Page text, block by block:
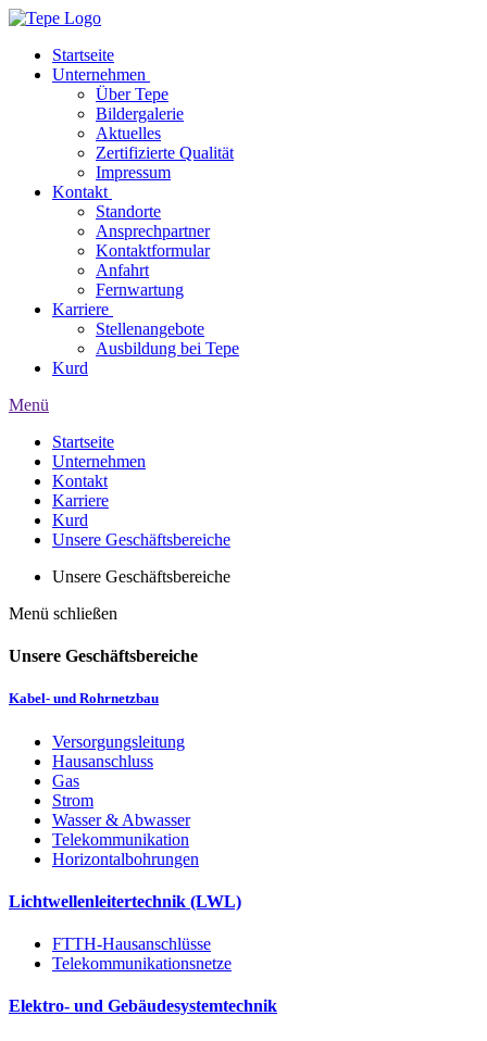
Startseite
Unternehmen
Über Tepe
Bildergalerie
Aktuelles
Zertifizierte Qualität
Impressum
Kontakt
Standorte
Ansprechpartner
Kontaktformular
Anfahrt
Fernwartung
Karriere
Stellenangebote
Ausbildung bei Tepe
Kurd
Menü
Startseite
Unternehmen
Kontakt
Karriere
Kurd
Unsere Geschäftsbereiche
Unsere Geschäftsbereiche
Menü schließen
Unsere Geschäftsbereiche
Kabel- und Rohrnetzbau
Versorgungsleitung
Hausanschluss
Gas
Strom
Wasser & Abwasser
Telekommunikation
Horizontalbohrungen
Lichtwellenleitertechnik (LWL)
FTTH-Hausanschlüsse
Telekommunikationsnetze
Elektro- und Gebäudesystemtechnik